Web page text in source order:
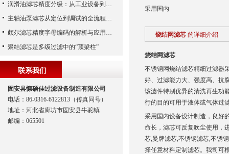
采用国内
烧结网滤芯 的详细介绍
烧结网滤芯
不锈钢网烧结滤芯精细过滤器
好、过滤能力大、强度高、抗
该滤件特别优异的清洗再生功
行的目的可用于液体或气体过
采用国内设备设计制造，良好
命长，滤芯可反复吹尘使用，
芯,曼牌滤芯,不锈钢滤芯,不锈
择任意材料定制滤芯。我司可
润滑油滤芯精度分级：从工业设备到精密系统的过滤密码
主轴油泵滤芯从定位到调试的全流程解析
颇尔滤芯精度字母编码的解析与应用指南
聚结滤芯是多级过滤中的“顶梁柱”
联系我们
固安县慷硕佳过滤设备制造有限公司
电话：86-0316-6122813（传真同号）
地址：河北省廊坊市固安县牛驼镇
邮编：065501